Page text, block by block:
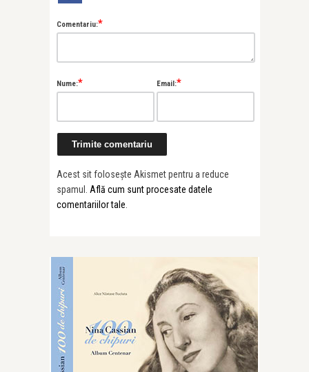
Comentariu:*
Nume:* Email:*
Acest sit folosește Akismet pentru a reduce
spamul. Află cum sunt procesate datele
comentariilor tale